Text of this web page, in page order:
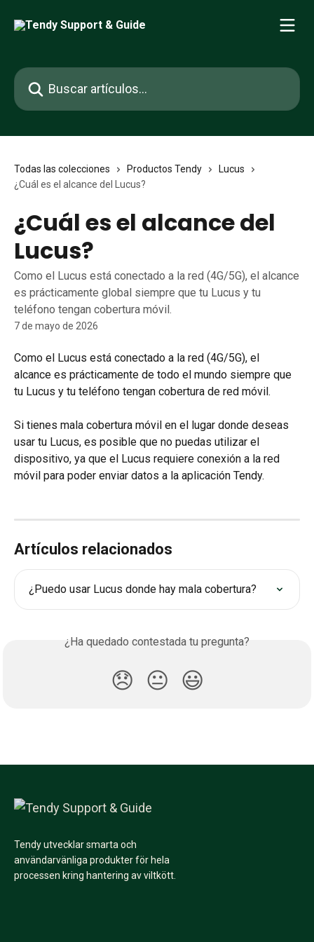
Buscar artículos...
Todas las colecciones Productos Tendy
Lucus
¿Cuál es el alcance del Lucus?
¿Cuál es el alcance del
Lucus?
Como el Lucus está conectado a la red (4G/5G), el alcance
es prácticamente global siempre que tu Lucus y tu
teléfono tengan cobertura móvil.
7 de mayo de 2026
Como el Lucus está conectado a la red (4G/5G), el
alcance es prácticamente de todo el mundo siempre que
tu Lucus y tu teléfono tengan cobertura de red móvil.
Si tienes mala cobertura móvil en el lugar donde deseas
usar tu Lucus, es posible que no puedas utilizar el
dispositivo, ya que el Lucus requiere conexión a la red
móvil para poder enviar datos a la aplicación Tendy.
Artículos relacionados
¿Puedo usar Lucus donde hay mala cobertura?
¿Ha quedado contestada tu pregunta?
😞 😐 😃
Tendy utvecklar smarta och
användarvänliga produkter för hela
processen kring hantering av viltkött.